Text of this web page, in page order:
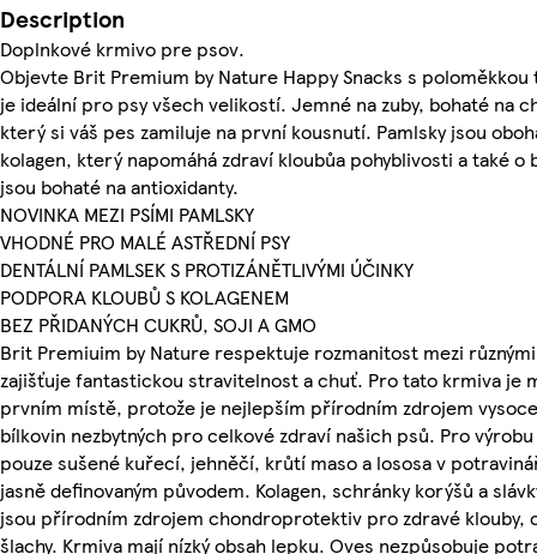
Description
Doplnkové krmivo pre psov.
Objevte Brit Premium by Nature Happy Snacks s
je ideální pro psy všech velikostí. Jemné na zuby, bohaté na
který si váš pes zamiluje na první kousnutí. Pamlsky jsou
kolagen, který napomáhá zdraví kloubůa pohyblivosti a také o
jsou bohaté na antioxidanty.
NOVINKA MEZI PSÍMI PAMLSKY
VHODNÉ PRO MALÉ ASTŘEDNÍ PSY
DENTÁLNÍ PAMLSEK S PROTIZÁNĚTLIVÝMI ÚČINKY
PODPORA KLOUBŮ S KOLAGENEM
BEZ PŘIDANÝCH CUKRŮ, SOJI A GMO
Brit Premiuim by Nature respektuje rozmanitost mezi
zajišťuje fantastickou stravitelnost a chuť. Pro tato krmiva je
prvním místě, protože je nejlepším přírodním zdrojem
bílkovin nezbytných pro celkové zdraví našich psů. Pro
pouze sušené kuřecí, jehněčí, krůtí maso a lososa v
jasně definovaným původem. Kolagen, schránky korýšů a
jsou přírodním zdrojem chondroprotektiv pro zdravé klouby,
šlachy. Krmiva mají nízký obsah lepku. Oves nezpůsobuje